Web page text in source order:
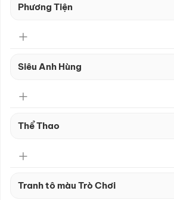
Phương Tiện
Siêu Anh Hùng
Thể Thao
Tranh tô màu Trò Chơi